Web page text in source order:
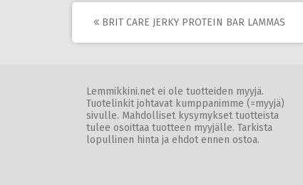
Post
navigation
BRIT CARE JERKY PROTEIN BAR LAMMAS
Lemmikkini.net ei ole tuotteiden myyjä.
Tuotelinkit johtavat kumppanimme (=myyjä)
sivulle. Mahdolliset kysymykset tuotteista
tulee osoittaa tuotteen myyjälle. Tarkista
lopullinen hinta ja ehdot ennen ostoa.